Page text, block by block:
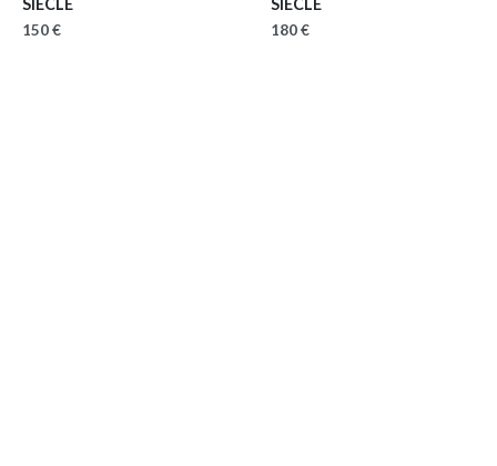
SIECLE
150 €
SIECLE
180 €